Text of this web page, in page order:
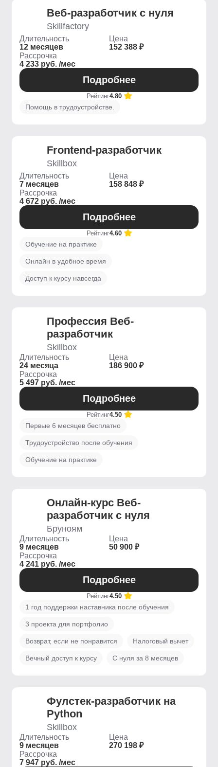
Веб-разработчик с нуля
Skillfactory
Длительность
12 месяцев
Цена
152 388 ₽
Рассрочка
4 233 руб. /мес
Подробнее
Рейтинг4.80
Помощь в трудоустройстве.
Frontend-разработчик
Skillbox
Длительность
7 месяцев
Цена
158 848 ₽
Рассрочка
4 672 руб. /мес
Подробнее
Рейтинг4.60
Обучение на практике
Онлайн в удобное время
Доступ к курсу навсегда
Профессия Веб-
разработчик
Skillbox
Длительность
24 месяца
Цена
186 900 ₽
Рассрочка
5 497 руб. /мес
Подробнее
Рейтинг4.50
Первые 6 месяцев бесплатно
Трудоустройство после обучения
Обучение на практике
Онлайн-курс Веб-
разработчик с нуля
Бруноям
Длительность
9 месяцев
Цена
50 900 ₽
Рассрочка
4 241 руб. /мес
Подробнее
Рейтинг4.50
1 год поддержки наставника после обучения
3 проекта для портфолио
Возврат, если не понравится Налоговый вычет
Вечный доступ к курсу С нуля за 8 месяцев
Фулстек-разработчик на
Python
Skillbox
Длительность
9 месяцев
Цена
270 198 ₽
Рассрочка
7 947 руб. /мес